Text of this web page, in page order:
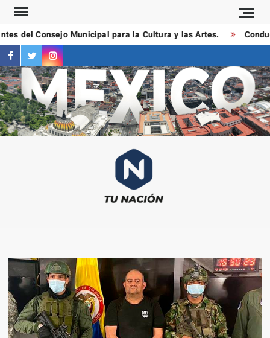
Saltar
contenido
del Consejo Municipal para la Cultura y las Artes.
facebook
twitterinstagram